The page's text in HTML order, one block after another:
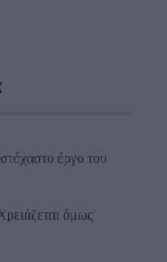
έργο του
όμως